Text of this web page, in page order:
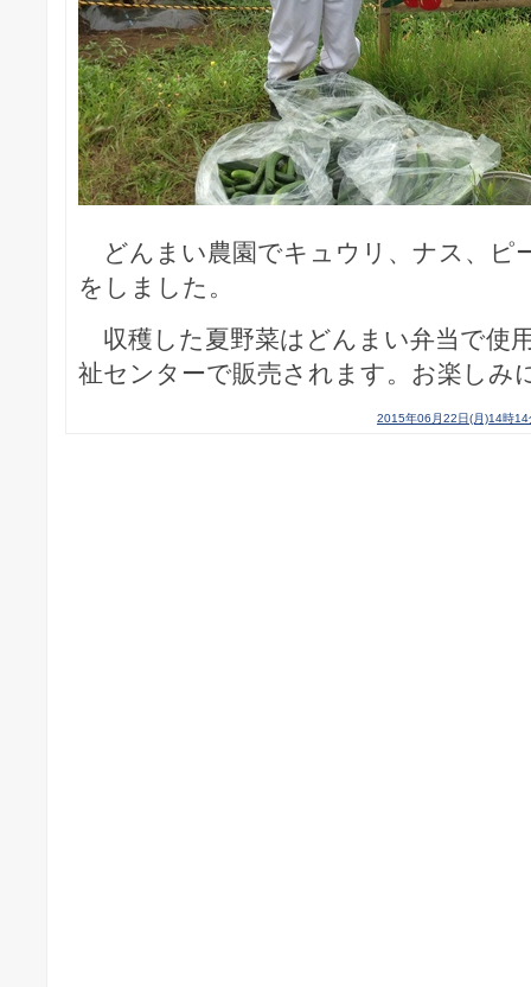
どんまい農園でキュウリ、ナス、ピ
をしました。
収穫した夏野菜はどんまい弁当で使
祉センターで販売されます。お楽しみ
2015年06月22日(月)14時14